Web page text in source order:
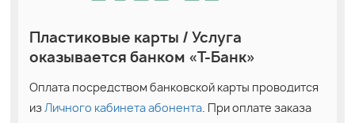
Пластиковые карты / Услуга
оказывается банком «Т-Банк»
Оплата посредством банковской карты проводится
из Личного кабинета абонента. При оплате заказа